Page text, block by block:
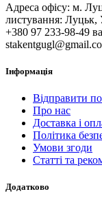
Адреса офісу: м.
листування: Луцьк,
+380 97 233-98-49
Інформація
Відправити
Про нас
Доставка і
Політика
Умови згоди
Статті та
Додатково